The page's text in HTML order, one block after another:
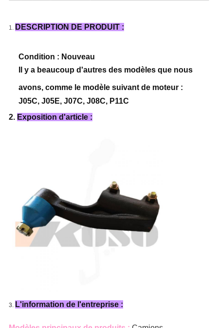
1. DESCRIPTION DE PRODUIT :
Condition : Nouveau
Il y a beaucoup d'autres des modèles que nous
avons, comme le modèle suivant de moteur :
J05C, J05E, J07C, J08C, P11C
2. Exposition d'article :
3. L'information de l'entreprise :